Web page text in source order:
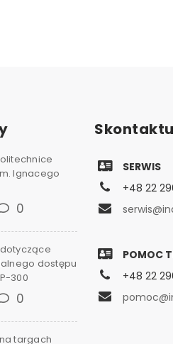
Ignacego
0
dostępu
300
0
targach
SERWIS
+48 22
POMOC
+48 22